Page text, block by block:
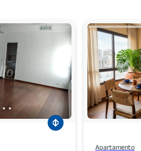
Apartamento